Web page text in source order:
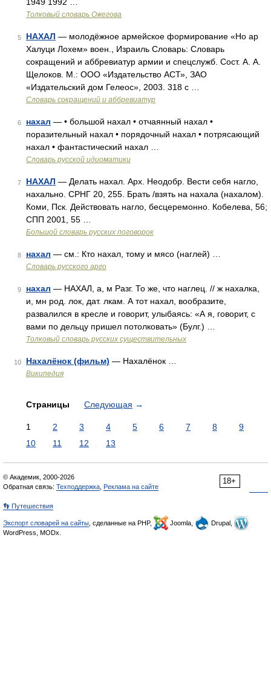
Толковый словарь Ожегова
5 НАХАЛ — молодёжное армейское формирование «Но ар
Халуци Лохем» воен., Израиль Словарь: Словарь
сокращений и аббревиатур армии и спецслужб. Сост. А. А.
Щелоков. М.: ООО «Издательство АСТ», ЗАО
«Издательский дом Гелеос», 2003. 318 с …
Словарь сокращений и аббревиатур
6 нахал — • большой нахал • отчаянный нахал •
поразительный нахал • порядочный нахал • потрясающий
нахал • фантастический нахал …
Словарь русской идиоматики
7 НАХАЛ — Делать нахал. Арх. Неодобр. Вести себя нагло,
нахально. СРНГ 20, 255. Брать /взять на нахала (нахалом).
Коми, Пск. Действовать нагло, бесцеремонно. Кобелева, 56;
СПП 2001, 55 …
Большой словарь русских поговорок
8 нахал — см.: Кто нахал, тому и мясо (наглей) …
Словарь русского арго
9 нахал — НАХАЛ, а, м Разг. То же, что наглец. // ж нахалка,
и, мн род. лок, дат. лкам. А тот нахал, вообразите,
развалился в кресле и говорит, улыбаясь: «А я, говорит, с
вами по дельцу пришел потолковать» (Булг.) …
Толковый словарь русских существительных
10 Нахалёнок (фильм) — Нахалёнок …
Википедия
Страницы Следующая →
1 2 3 4 5 6 7 8
9
10
11 12 13
18+
© Академик, 2000-2026
Обратная связь: Техподдержка Реклама на сайте
👣 Путешествия
Экспорт словарей на сайты , сделанные на PHP, Joomla,
Drupal,
WordPress, MODx.